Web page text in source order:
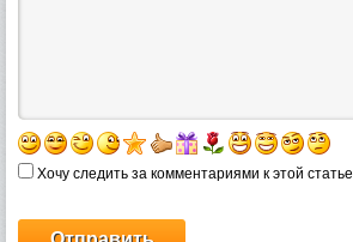
Хочу следить за комментариями к этой статье